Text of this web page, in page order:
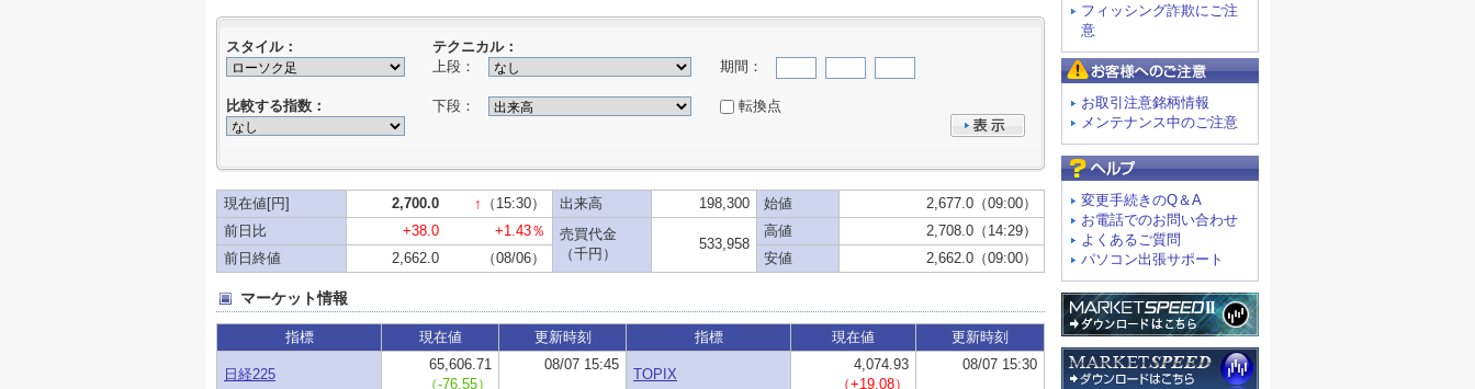
フィッシング詐欺にご注
意
お取引注意銘柄情報
メンテナンス中のご注意
変更手続きのQ＆A
お電話でのお問い合わせ
よくあるご質問
パソコン出張サポート